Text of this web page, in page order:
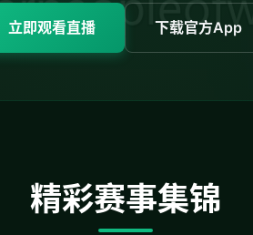
立即观看直播 下载官方App
精彩赛事集锦